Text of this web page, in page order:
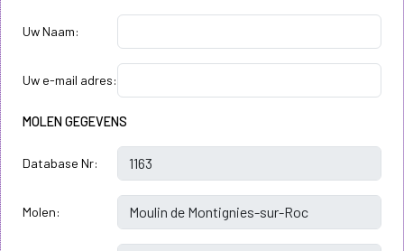
Uw Naam:
Uw e-mail adres:
MOLEN GEGEVENS
Database Nr:
Molen: